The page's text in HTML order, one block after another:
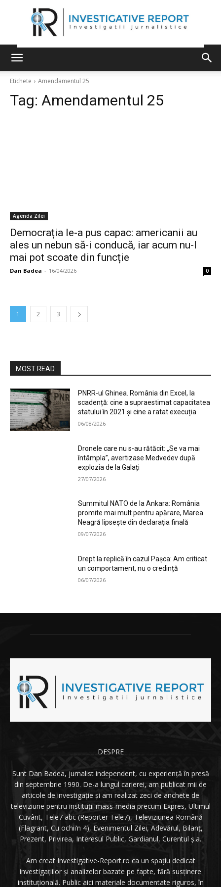
Etichete Amendamentul 25
Tag: Amendamentul 25
Agenda Zilei
Democrația le-a pus capac: americanii au
ales un nebun să-i conducă, iar acum nu-l
mai pot scoate din funcție
Dan Badea - 16/04/2026 0
1 2 3
MOST READ
PNRR-ul Ghinea. România din Excel, la
scadență: cine a supraestimat capacitatea
statului în 2021 și cine a ratat execuția
06/08/2026
Dronele care nu s-au rătăcit: „Se va mai
întâmpla”, avertizase Medvedev după
explozia de la Galați
27/07/2026
Summitul NATO de la Ankara: România
promite mai mult pentru apărare, Marea
Neagră lipsește din declarația finală
09/07/2026
Drept la replică în cazul Pașca: Am criticat
un comportament, nu o credință
06/07/2026
DESPRE
Sunt Dan Badea, jurnalist independent, cu experiență în presă
din septembrie 1990. De-a lungul carierei, am publicat mii de
articole de investigație și am realizat zeci de anchete de
televiziune pentru instituții mass-media precum Expres, Ultimul
Cuvânt, Tele7 abc (Reporter Tele7), Televiziunea Română
(Flagrant, Cu ochii’n 4), Evenimentul Zilei, Adevărul, Bilanț,
Prezent, Privirea, Interesul Public, Gardianul, Curentul ș.a.
Am creat Investigative-Report.ro ca un spațiu dedicat
investigațiilor și analizelor bazate pe fapte, fără susținere
instituțională. Public aici materiale documentate riguros, în